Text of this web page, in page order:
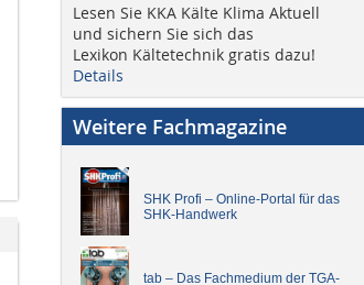
Lesen Sie KKA Kälte Klima Aktuell
und sichern Sie sich das
Lexikon Kältetechnik gratis dazu!
Details
Weitere Fachmagazine
SHK Profi – Online-Portal für das
SHK-Handwerk
tab – Das Fachmedium der TGA-